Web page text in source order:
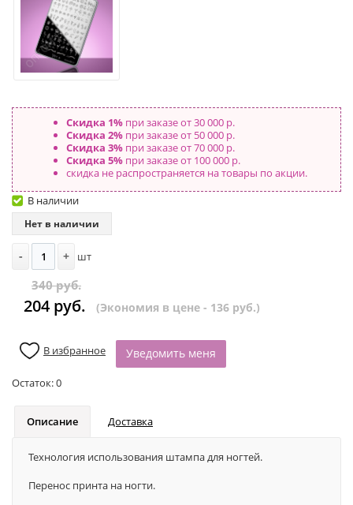
Скидка 1%при заказе от 30 000 р.
Скидка 2%при заказе от 50 000 р.
Скидка 3%при заказе от 70 000 р.
Скидка 5%при заказе от 100 000 р.
скидка не распространяется на товары по акции.
В наличии
Нет в наличии
- + шт
340 руб.
204 руб. (Экономия в цене - 136 руб.)
В избранное Уведомить меня
Остаток:0
Описание Доставка
Технология использования штампа для ногтей.
Перенос принта на ногти.